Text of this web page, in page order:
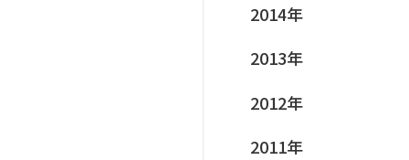
2014年
2013年
2012年
2011年